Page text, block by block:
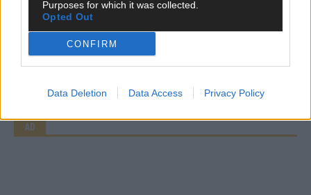
Purposes for which it was collected.
Opted Out
CONFIRM
Data Deletion Data Access Privacy Policy
CHECK UNS AUF FACEBOOK
AD